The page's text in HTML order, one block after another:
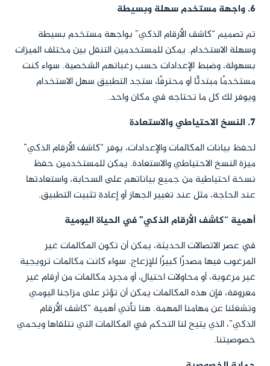
6. واجهة مستخدم سهلة وبسيطة
تم تصميم “كاشف الأرقام الذكي” بواجهة مستخدم بسيطة
وسهلة الاستخدام. يمكن للمستخدمين التنقل بين مختلف الميزات
بسهولة، وضبط الإعدادات حسب رغباتهم الشخصية. سواء كنت
مستخدمًا مبتدئًا أو محترفًا، ستجد التطبيق سهل الاستخدام
ويوفر لك كل ما تحتاجه في مكان واحد.
7. النسخ الاحتياطي والاستعادة
لحفظ بيانات المكالمات والإعدادات، يوفر “كاشف الأرقام الذكي”
ميزة النسخ الاحتياطي والاستعادة. يمكن للمستخدمين حفظ
نسخة احتياطية من جميع بياناتهم على السحابة، واستعادتها
عند الحاجة، مثل عند تغيير الجهاز أو إعادة تثبيت التطبيق.
أهمية “كاشف الأرقام الذكي” في الحياة اليومية
في عصر الاتصالات الحديثة، يمكن أن تكون المكالمات غير
المرغوب فيها مصدرًا كبيرًا للإزعاج. سواء كانت مكالمات ترويجية
غير مرغوبة، أو محاولات احتيال، أو مجرد مكالمات من أرقام غير
معروفة، فإن هذه المكالمات يمكن أن تؤثر على مزاجنا اليومي
وتشغلنا عن مهامنا المهمة. هنا تأتي أهمية “كاشف الأرقام
الذكي”، الذي يتيح لنا التحكم في المكالمات التي نتلقاها ويحمي
خصوصيتنا.